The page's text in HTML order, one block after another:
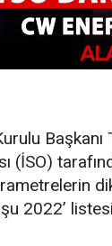
Başkanı
(İSO)
2022’